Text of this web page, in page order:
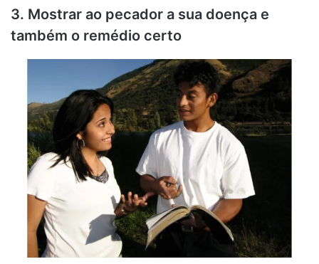
3. Mostrar ao pecador a sua doença e
também o remédio certo